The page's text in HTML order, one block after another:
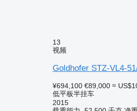
13
视频
Goldhofer STZ-VL4-
¥694,100 €89,000 ≈
低平板半挂车
2015